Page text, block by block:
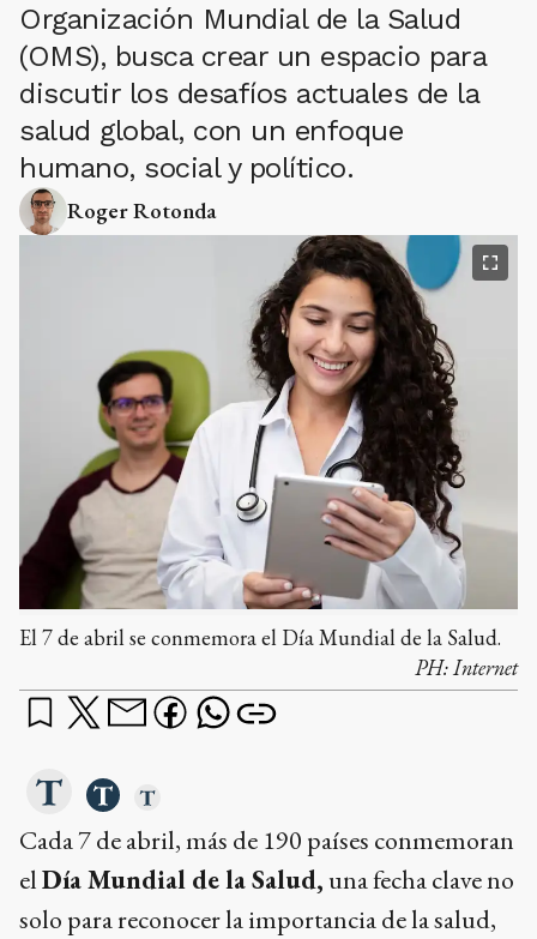
Organización Mundial de la Salud
(OMS), busca crear un espacio para
discutir los desafíos actuales de la
salud global, con un enfoque
humano, social y político.
Roger Rotonda
El 7 de abril se conmemora el Día Mundial de la Salud.
PH:Internet
Cada 7 de abril, más de 190 países conmemoran
elDía Mundial de la Salud,una fecha clave no
solo para reconocer la importancia de la salud,